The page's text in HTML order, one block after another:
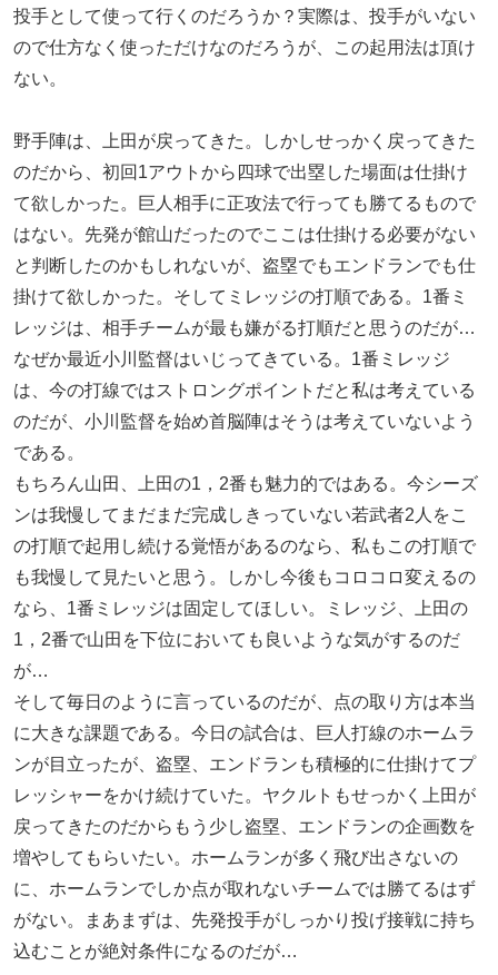
投手として使って行くのだろうか？実際は、投手がいない
ので仕方なく使っただけなのだろうが、この起用法は頂け
ない。
野手陣は、上田が戻ってきた。しかしせっかく戻ってきた
のだから、初回1アウトから四球で出塁した場面は仕掛け
て欲しかった。巨人相手に正攻法で行っても勝てるもので
はない。先発が館山だったのでここは仕掛ける必要がない
と判断したのかもしれないが、盗塁でもエンドランでも仕
掛けて欲しかった。そしてミレッジの打順である。1番ミ
レッジは、相手チームが最も嫌がる打順だと思うのだが…
なぜか最近小川監督はいじってきている。1番ミレッジ
は、今の打線ではストロングポイントだと私は考えている
のだが、小川監督を始め首脳陣はそうは考えていないよう
である。
もちろん山田、上田の1，2番も魅力的ではある。今シーズ
ンは我慢してまだまだ完成しきっていない若武者2人をこ
の打順で起用し続ける覚悟があるのなら、私もこの打順で
も我慢して見たいと思う。しかし今後もコロコロ変えるの
なら、1番ミレッジは固定してほしい。ミレッジ、上田の
1，2番で山田を下位においても良いような気がするのだ
が…
そして毎日のように言っているのだが、点の取り方は本当
に大きな課題である。今日の試合は、巨人打線のホームラ
ンが目立ったが、盗塁、エンドランも積極的に仕掛けてプ
レッシャーをかけ続けていた。ヤクルトもせっかく上田が
戻ってきたのだからもう少し盗塁、エンドランの企画数を
増やしてもらいたい。ホームランが多く飛び出さないの
に、ホームランでしか点が取れないチームでは勝てるはず
がない。まあまずは、先発投手がしっかり投げ接戦に持ち
込むことが絶対条件になるのだが…